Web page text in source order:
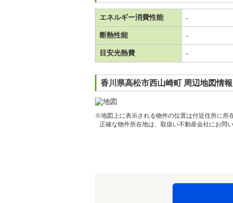
エネルギー消費性能 -
断熱性能 -
目安光熱費 -
香川県高松市西山崎町 周辺地図情報
※地図上に表示される物件の位置は付近住所に所
正確な物件所在地は、取扱い不動産会社にお問い